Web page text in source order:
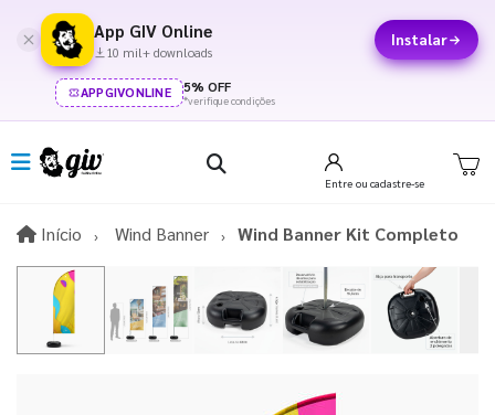
App GIV Online
10 mil+ downloads
Instalar
APPGIVONLINE 5% OFF
*verifique condições
Entre ou cadastre-se
Início InícioWind Banner Wind Banner Kit Completo